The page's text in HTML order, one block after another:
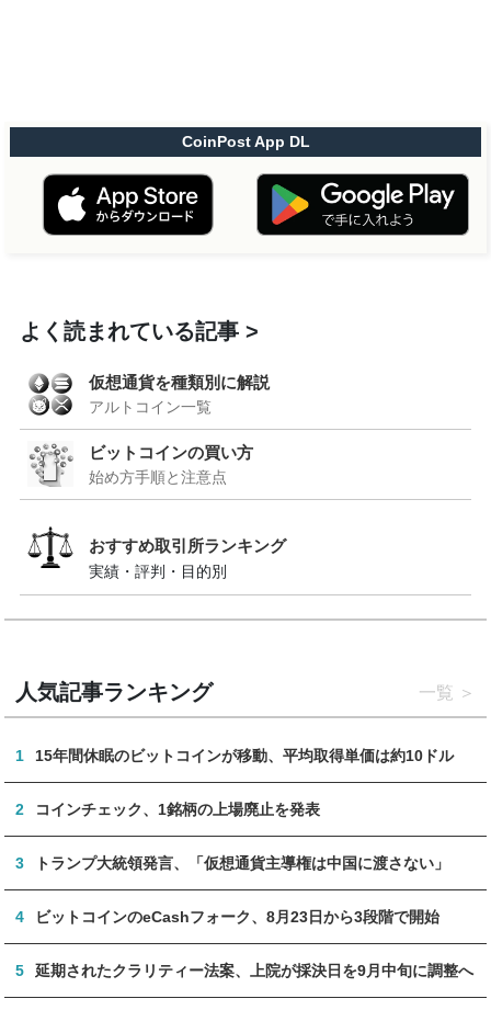
CoinPost App DL
よく読まれている記事
仮想通貨を種類別に解説
アルトコイン一覧
ビットコインの買い方
始め方手順と注意点
おすすめ取引所ランキング
実績・評判・目的別
人気記事ランキング 一覧
1 15年間休眠のビットコインが移動、平均取得単価は約10ドル
2 コインチェック、1銘柄の上場廃止を発表
3 トランプ大統領発言、「仮想通貨主導権は中国に渡さない」
4 ビットコインのeCashフォーク、8月23日から3段階で開始
5 延期されたクラリティー法案、上院が採決日を9月中旬に調整へ